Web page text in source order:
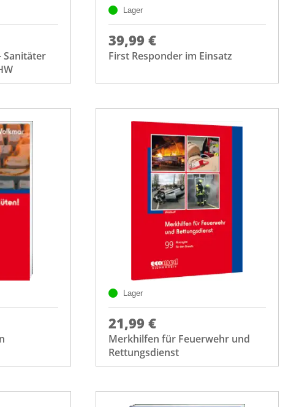
Sanitäter
Lager
39,99 €
First Responder im Einsatz
Lager
21,99 €
Merkhilfen für Feuerwehr und
Rettungsdienst